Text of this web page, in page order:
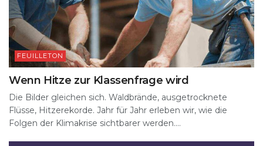
FEUILLETON
Wenn Hitze zur Klassenfrage wird
Die Bilder gleichen sich. Waldbrände, ausgetrocknete
Flüsse, Hitzerekorde. Jahr für Jahr erleben wir, wie die
Folgen der Klimakrise sichtbarer werden....